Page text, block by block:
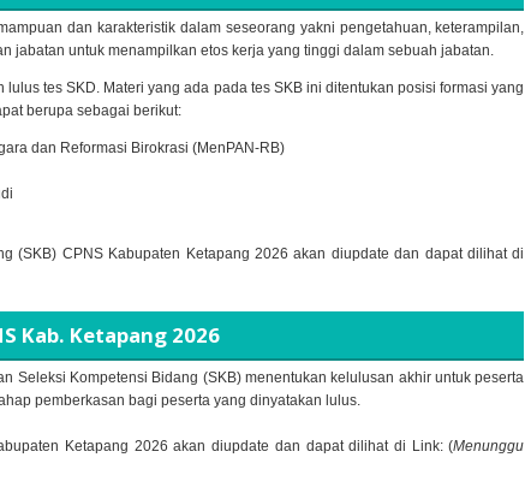
dan karakteristik dalam seseorang yakni pengetahuan, keterampilan,
jabatan untuk menampilkan etos kerja yang tinggi dalam sebuah jabatan.
tes SKD. Materi yang ada pada tes SKB ini ditentukan posisi formasi yang
berupa sebagai berikut:
dan Reformasi Birokrasi (MenPAN-RB)
(SKB) CPNS Kabupaten Ketapang 2026 akan diupdate dan dapat dilihat di
Kab. Ketapang 2026
Seleksi Kompetensi Bidang (SKB) menentukan kelulusan akhir untuk peserta
pemberkasan bagi peserta yang dinyatakan lulus.
Ketapang 2026 akan diupdate dan dapat dilihat di Link: (Menunggu